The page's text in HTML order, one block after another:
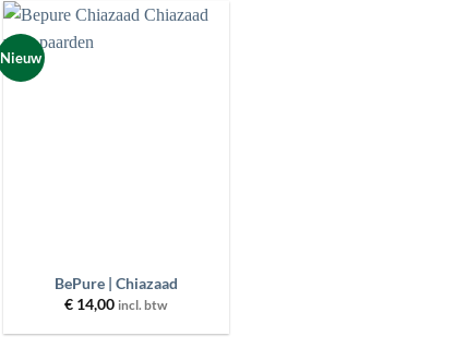
Nieuw
BePure | Chiazaad
€ 14,00 incl. btw